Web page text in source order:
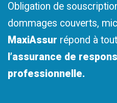
Obligation de
dommages couverts,
MaxiAssur répond à
l’assurance de
professionnelle.